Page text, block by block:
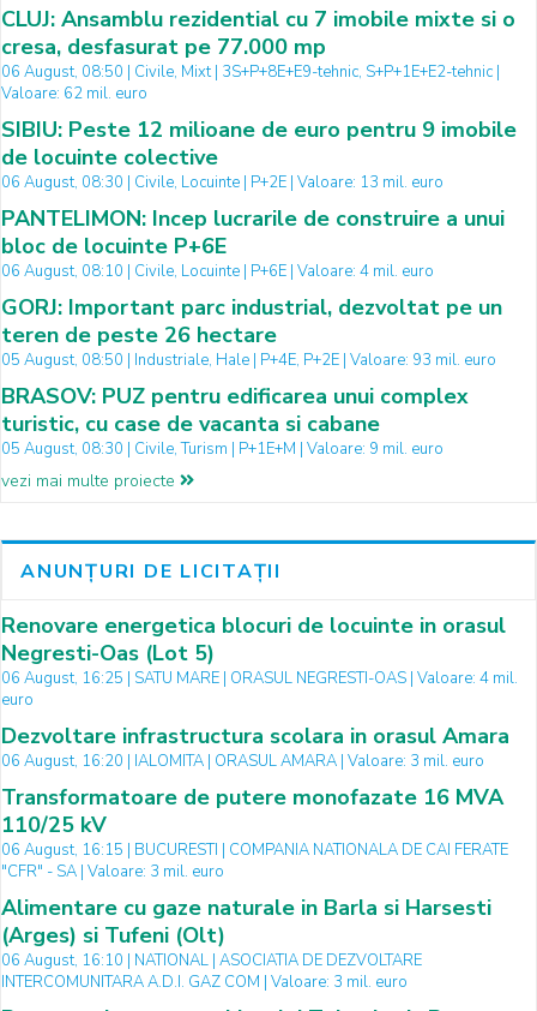
CLUJ: Ansamblu rezidential cu 7 imobile mixte si o
cresa, desfasurat pe 77.000 mp
06 August, 08:50 | Civile, Mixt | 3S+P+8E+E9-tehnic, S+P+1E+E2-tehnic |
Valoare: 62 mil. euro
SIBIU: Peste 12 milioane de euro pentru 9 imobile
de locuinte colective
06 August, 08:30 | Civile, Locuinte | P+2E | Valoare: 13 mil. euro
PANTELIMON: Incep lucrarile de construire a unui
bloc de locuinte P+6E
06 August, 08:10 | Civile, Locuinte | P+6E | Valoare: 4 mil. euro
GORJ: Important parc industrial, dezvoltat pe un
teren de peste 26 hectare
05 August, 08:50 | Industriale, Hale | P+4E, P+2E | Valoare: 93 mil. euro
BRASOV: PUZ pentru edificarea unui complex
turistic, cu case de vacanta si cabane
05 August, 08:30 | Civile, Turism | P+1E+M | Valoare: 9 mil. euro
vezi mai multe proiecte
ANUNȚURI DE LICITAȚII
Renovare energetica blocuri de locuinte in orasul
Negresti-Oas (Lot 5)
06 August, 16:25 | SATU MARE | ORASUL NEGRESTI-OAS | Valoare: 4 mil.
euro
Dezvoltare infrastructura scolara in orasul Amara
06 August, 16:20 | IALOMITA | ORASUL AMARA | Valoare: 3 mil. euro
Transformatoare de putere monofazate 16 MVA
110/25 kV
06 August, 16:15 | BUCURESTI | COMPANIA NATIONALA DE CAI FERATE
"CFR" - SA | Valoare: 3 mil. euro
Alimentare cu gaze naturale in Barla si Harsesti
(Arges) si Tufeni (Olt)
06 August, 16:10 | NATIONAL | ASOCIATIA DE DEZVOLTARE
INTERCOMUNITARA A.D.I. GAZ COM | Valoare: 3 mil. euro